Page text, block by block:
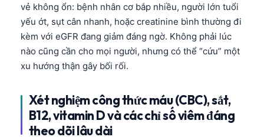
vẻ không ổn: bệnh nhân cơ bắp nhiều, người lớn tuổi
yếu ớt, sụt cân nhanh, hoặc creatinine bình thường đi
kèm với eGFR đang giảm đáng ngờ. Không phải lúc
nào cũng cần cho mọi người, nhưng có thể “cứu” một
xu hướng thận gây bối rối.
Xét nghiệm công thức máu (CBC), sắt,
B12, vitamin D và các chỉ số viêm đáng
theo dõi lâu dài
Lietuvių kalba
Polski
Slovenščina
Magyar
Shqip
বাংলা